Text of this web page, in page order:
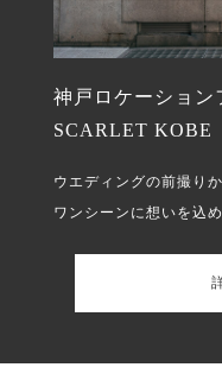
神戸ロケーション
SCARLET KOBE
ウエディングの前撮り
ワンシーンに想いを込